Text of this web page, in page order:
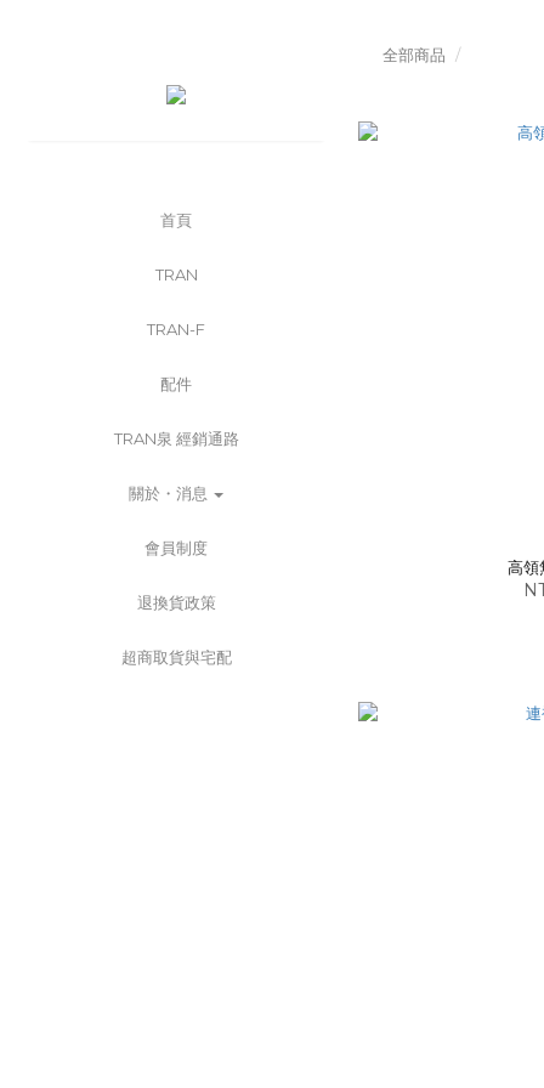
首頁
TRAN
TRAN-F
配件
TRAN泉 經銷通路
關於・消息
會員制度
退換貨政策
超商取貨與宅配
全部商品
高領